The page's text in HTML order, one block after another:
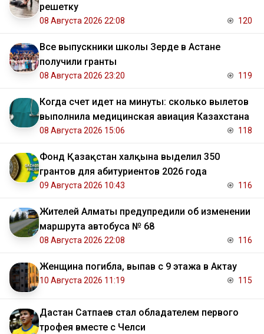
решетку
08 Августа 2026 22:08 120
Все выпускники школы Зерде в Астане
получили гранты
08 Августа 2026 23:20 119
Когда счет идет на минуты: сколько вылетов
выполнила медицинская авиация Казахстана
08 Августа 2026 15:06 118
Фонд Қазақстан халқына выделил 350
грантов для абитуриентов 2026 года
09 Августа 2026 10:43 116
Жителей Алматы предупредили об изменении
маршрута автобуса № 68
08 Августа 2026 22:08 116
Женщина погибла, выпав с 9 этажа в Актау
10 Августа 2026 11:19 115
Дастан Сатпаев стал обладателем первого
трофея вместе с Челси